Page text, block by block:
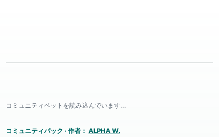
コミュニティペットを読み込んでいます...
コミュニティパック · 作者： ALPHA W.